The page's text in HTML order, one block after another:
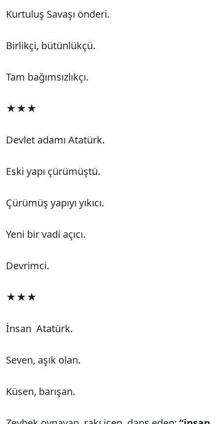
Kurtuluş Savaşı önderi.
Birlikçi, bütünlükçü.
Tam bağımsızlıkçı.
★★★
Devlet adamı Atatürk.
Eski yapı çürümüştü.
Çürümüş yapıyı yıkıcı.
Yeni bir vadi açıcı.
Devrimci.
★★★
İnsan Atatürk.
Seven, aşık olan.
Küsen, barışan.